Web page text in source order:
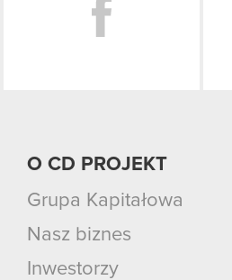
O CD PROJEKT
Grupa Kapitałowa
Nasz biznes
Inwestorzy